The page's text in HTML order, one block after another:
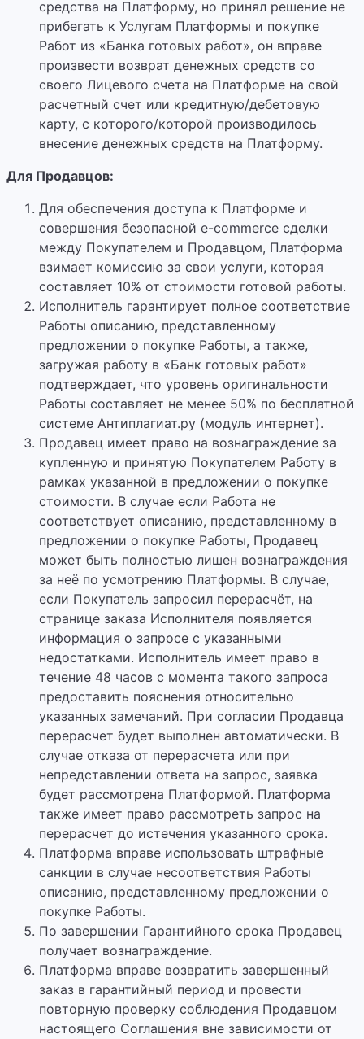
средства на Платформу, но принял решение не
прибегать к Услугам Платформы и покупке
Работ из «Банка готовых работ», он вправе
произвести возврат денежных средств со
своего Лицевого счета на Платформе на свой
расчетный счет или кредитную/дебетовую
карту, с которого/которой производилось
внесение денежных средств на Платформу.
Для Продавцов:
Для обеспечения доступа к Платформе и
совершения безопасной e-commerce сделки
между Покупателем и Продавцом, Платформа
взимает комиссию за свои услуги, которая
составляет 10% от стоимости готовой работы.
Исполнитель гарантирует полное соответствие
Работы описанию, представленному
предложении о покупке Работы, а также,
загружая работу в «Банк готовых работ»
подтверждает, что уровень оригинальности
Работы составляет не менее 50% по бесплатной
системе Антиплагиат.ру (модуль интернет).
Продавец имеет право на вознаграждение за
купленную и принятую Покупателем Работу в
рамках указанной в предложении о покупке
стоимости. В случае если Работа не
соответствует описанию, представленному в
предложении о покупке Работы, Продавец
может быть полностью лишен вознаграждения
за неё по усмотрению Платформы. В случае,
если Покупатель запросил перерасчёт, на
странице заказа Исполнителя появляется
информация о запросе с указанными
недостатками. Исполнитель имеет право в
течение 48 часов с момента такого запроса
предоставить пояснения относительно
указанных замечаний. При согласии Продавца
перерасчет будет выполнен автоматически. В
случае отказа от перерасчета или при
непредставлении ответа на запрос, заявка
будет рассмотрена Платформой. Платформа
также имеет право рассмотреть запрос на
перерасчет до истечения указанного срока.
Платформа вправе использовать штрафные
санкции в случае несоответствия Работы
описанию, представленному предложении о
покупке Работы.
По завершении Гарантийного срока Продавец
получает вознаграждение.
Платформа вправе возвратить завершенный
заказ в гарантийный период и провести
повторную проверку соблюдения Продавцом
настоящего Соглашения вне зависимости от